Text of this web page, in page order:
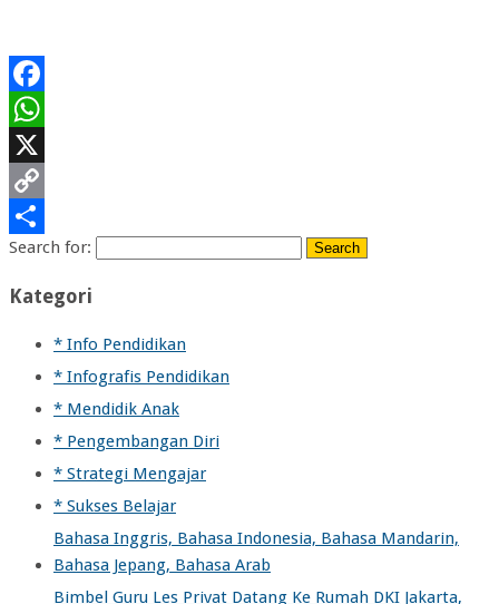
Facebook
WhatsApp
X
Copy
Link
Share
Search for:
Kategori
* Info Pendidikan
* Infografis Pendidikan
* Mendidik Anak
* Pengembangan Diri
* Strategi Mengajar
* Sukses Belajar
Bahasa Inggris, Bahasa Indonesia, Bahasa Mandarin,
Bahasa Jepang, Bahasa Arab
Bimbel Guru Les Privat Datang Ke Rumah DKI Jakarta,